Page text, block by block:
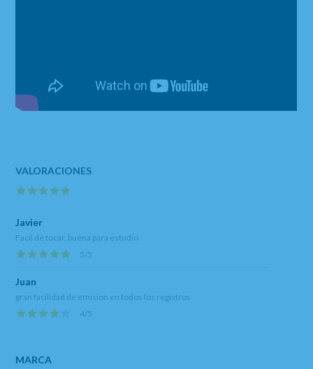
Javier
Facil de tocar, buena para estudio
5/5
Juan
gran facilidad de emision en todos los registros
4/5
MARCA